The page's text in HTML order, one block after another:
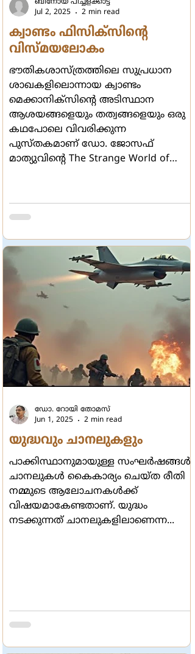
ക്വാണ്ടം ഫിസിക്സിന്‍റെ
വിസ്മയലോകം
ഭൗതികശാസ്ത്രത്തിലെ സുപ്രധാന
ശാഖകളിലൊന്നായ ക്വാണ്ടം
മെക്കാനിക്സിന്‍റെ അടിസ്ഥാന
ആശയങ്ങളെയും തത്വങ്ങളെയും ഒരു
കഥപോലെ വിവരിക്കുന്ന
പുസ്തകമാണ് ഡോ. ജോസഫ്
മാത്യുവിന്‍റെ The Strange World of
വിസ്മയങ്ങളെയും സങ്കീര്‍ണ്ണമായ
പദസഞ്ചയങ്ങളെയും
ആഖ്യാനരീതിശാസ്ത്രത്തിലൂടെ
(Narrative Synthesis) കൗതുകകരമായി
വിശദീകരിക്കാനുള്ള
ഗ്രന്ഥകര്‍ത്താവിന്‍റെ പാടവം
ശ്ലാഘനീയമാണ്.
ബിനോയ് പിച്ചളക്കാട്ട്
Jul 2, 2025
2 min read
യുദ്ധവും ചാനലുകളും
പാക്കിസ്ഥാനുമായുള്ള സംഘര്‍ഷങ്ങള്‍
ചാനലുകള്‍ കൈകാര്യം ചെയ്ത രീതി
നമ്മുടെ ആലോചനകള്‍ക്ക്
വിഷയമാകേണ്ടതാണ്. യുദ്ധം
നടക്കുന്നത് ചാനലുകളിലാണെന്ന...
ഡോ. റോയി തോമസ്
Jun 1, 2025
2 min read